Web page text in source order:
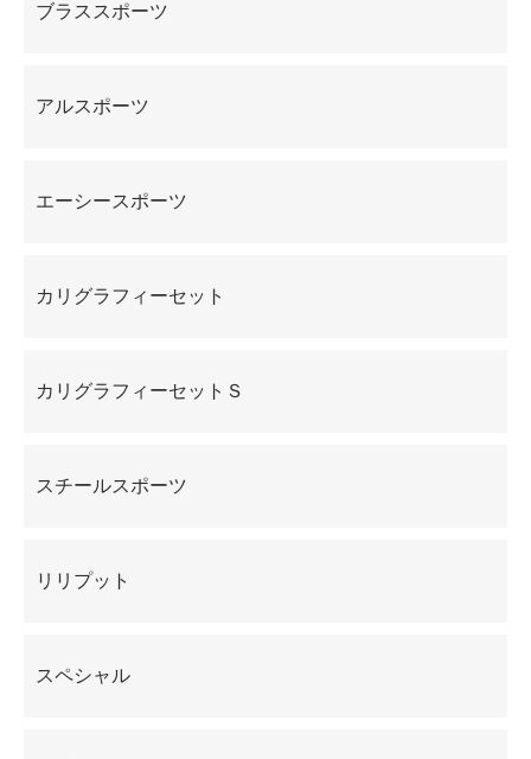
ブラススポーツ
アルスポーツ
エーシースポーツ
カリグラフィーセット
カリグラフィーセットＳ
スチールスポーツ
リリプット
スペシャル